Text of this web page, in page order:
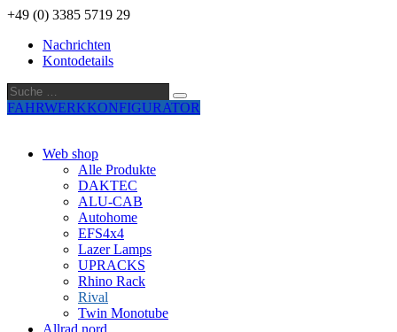
+49 (0) 3385 5719 29
Nachrichten
Kontodetails
Suche
…
Suche
FAHRWERKKONFIGURATOR
Web shop
Alle Produkte
DAKTEC
ALU-CAB
Autohome
EFS4x4
Lazer Lamps
UPRACKS
Rhino Rack
Rival
Twin Monotube
Allrad nord